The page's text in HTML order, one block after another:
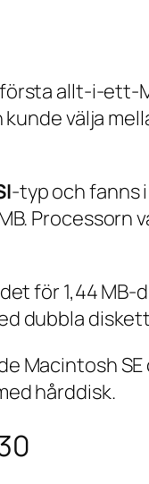
allt-i-ett-
välja
-typ och fanns
Processorn
för 1,44
dubbla
Macintosh
hårddisk.